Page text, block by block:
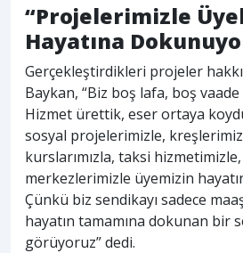
“Projelerimizle
Hayatına
Gerçekleştirdikleri projeler
Baykan, “Biz boş lafa, boş
Hizmet ürettik, eser ortaya
sosyal projelerimizle,
kurslarımızla, taksi
merkezlerimizle üyemizin
Çünkü biz sendikayı sadece
hayatın tamamına dokunan bir
görüyoruz” dedi.